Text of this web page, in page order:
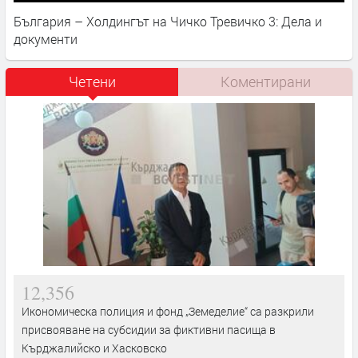
България – Холдингът на Чичко Тревичко 3: Дела и
документи
Четени Коментирани
12,356
Икономическа полиция и фонд „Земеделие“ са разкрили
присвояване на субсидии за фиктивни пасища в
Кърджалийско и Хасковско